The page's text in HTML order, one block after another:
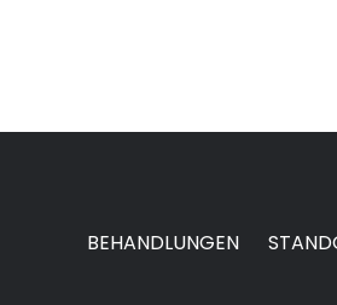
BEHANDLUNGEN